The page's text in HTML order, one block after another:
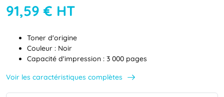
91,59 € HT
Toner d'origine
Couleur : Noir
Capacité d'impression : 3 000 pages
Voir les caractéristiques complètes